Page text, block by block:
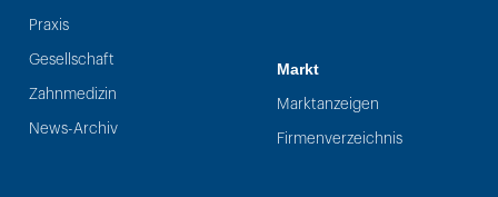
Praxis
Gesellschaft
Zahnmedizin
News-Archiv
Markt
Marktanzeigen
Firmenverzeichnis